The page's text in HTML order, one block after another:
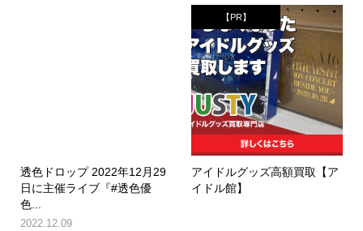
透色ドロップ 2022年12月29
日に主催ライブ『#透色優
色...
2022.12.09
【PR】
アイドルグッズ高額買取【ア
イドル館】